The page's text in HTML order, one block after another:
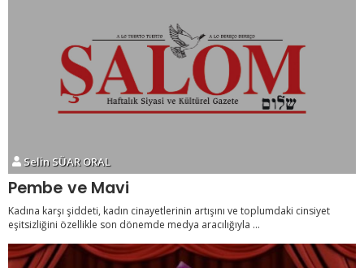
Selin SÜAR ORAL
Pembe ve Mavi
Kadına karşı şiddeti, kadın cinayetlerinin artışını ve toplumdaki cinsiyet
eşitsizliğini özellikle son dönemde medya aracılığıyla ...